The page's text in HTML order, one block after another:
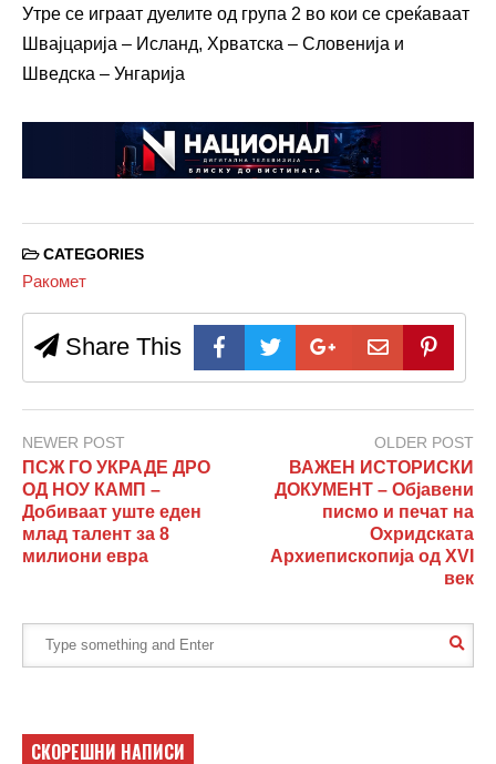
Утре се играат дуелите од група 2 во кои се среќаваат
Швајцарија – Исланд, Хрватска – Словенија и
Шведска – Унгарија
CATEGORIES
Ракомет
Share This
NEWER POST
ПСЖ ГО УКРАДЕ ДРО
ОД НОУ КАМП –
Добиваат уште еден
млад талент за 8
милиони евра
OLDER POST
ВАЖЕН ИСТОРИСКИ
ДОКУМЕНТ – Објавени
писмо и печат на
Охридската
Архиепископија од XVI
век
СКОРЕШНИ НАПИСИ